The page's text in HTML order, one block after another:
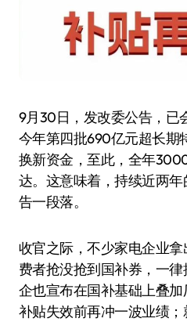
9月30日，发改委公告，已
今年第四批690亿元超长期
换新资金，至此，全年
达。这意味着，持续近两
告一段落。
收官之际，不少家电企业
费者抢没抢到国补券，一
企也宣布在国补基础上叠
补贴失效前再冲一波业绩